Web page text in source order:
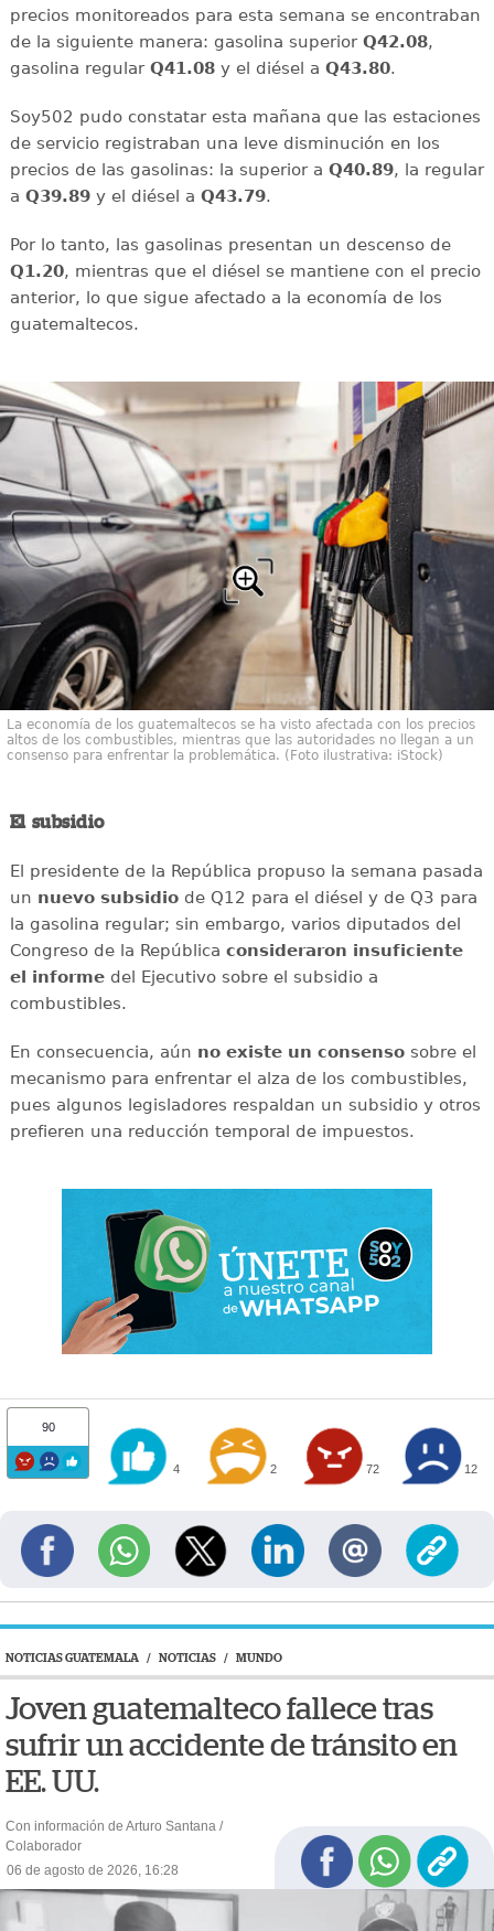
precios monitoreados para esta semana se encontraban
de la siguiente manera: gasolina superior Q42.08,
gasolina regular Q41.08y el diésel a Q43.80.
Soy502 pudo constatar esta mañana que las estaciones
de servicio registraban una leve disminución en los
precios de las gasolinas: la superior a Q40.89, la regular
a Q39.89y el diésel a Q43.79.
Por lo tanto, las gasolinas presentan un descenso de
Q1.20, mientras que el diésel se mantiene con el precio
anterior, lo que sigue afectado a la economía de los
guatemaltecos.
La economía de los guatemaltecos se ha visto afectada con los precios
altos de los combustibles, mientras que las autoridades no llegan a un
consenso para enfrentar la problemática. (Foto ilustrativa: iStock)
El subsidio
El presidente de la República propuso la semana pasada
un nuevo subsidiode Q12 para el diésel y de Q3 para
la gasolina regular; sin embargo, varios diputados del
Congreso de la República consideraron insuficiente
el informedel Ejecutivo sobre el subsidio a
combustibles.
En consecuencia, aún no existe un consensosobre el
mecanismo para enfrentar el alza de los combustibles,
pues algunos legisladores respaldan un subsidio y otros
prefieren una reducción temporal de impuestos.
90
4 2 72 12
NOTICIAS GUATEMALA / NOTICIAS / MUNDO
Joven guatemalteco fallece tras
sufrir un accidente de tránsito en
EE. UU.
Con información de Arturo Santana /
Colaborador
06 de agosto de 2026, 16:28